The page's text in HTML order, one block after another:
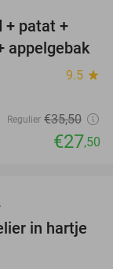
23%
+ patat +
appelgebak
9.5 star
Regulier €35,50
€27,50
in hartje